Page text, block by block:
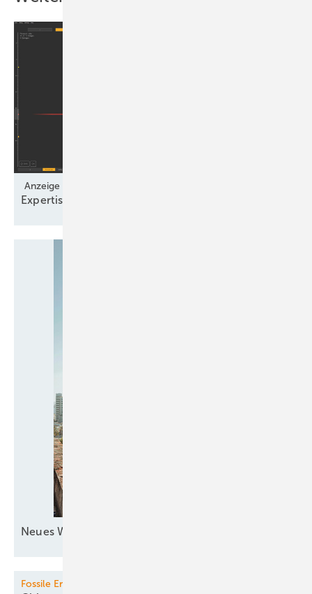
Anzeige
Expertise trifft
Neues Windkraftquartett zur
Fossile Erzeugung